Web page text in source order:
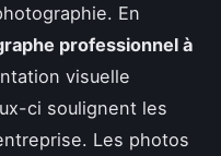
En
professionnel à
visuelle
ci soulignent les
Les photos